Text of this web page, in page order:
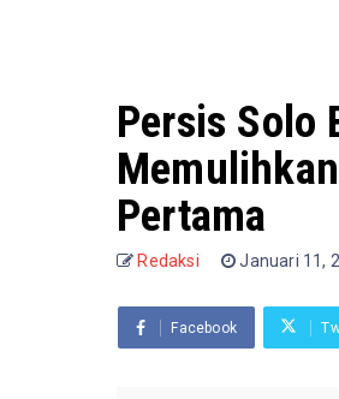
Persis Solo
Pertama
Redaksi Januari 11,
Facebook